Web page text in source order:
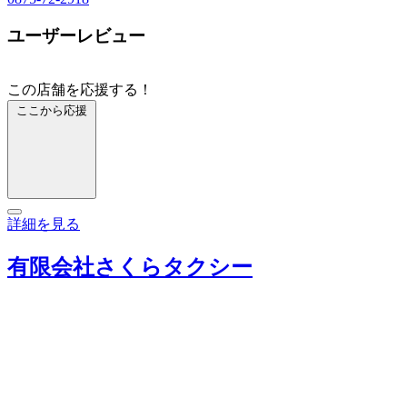
ユーザーレビュー
この店舗を応援する！
ここから応援
詳細を見る
有限会社さくらタクシー